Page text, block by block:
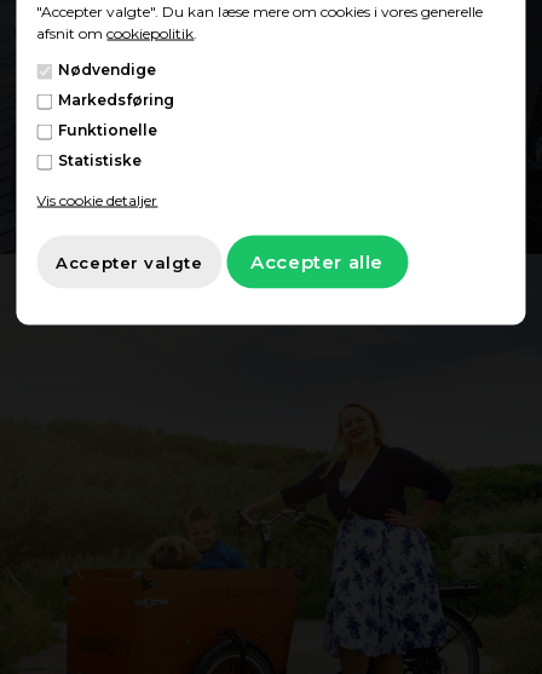
"Accepter valgte". Du kan læse mere om cookies i vores generelle
afsnit omcookiepolitik
Nødvendige
Markedsføring
Funktionelle
Statistiske
Vis cookie detaljer